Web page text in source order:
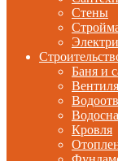
Стены
Баня и
Кровля